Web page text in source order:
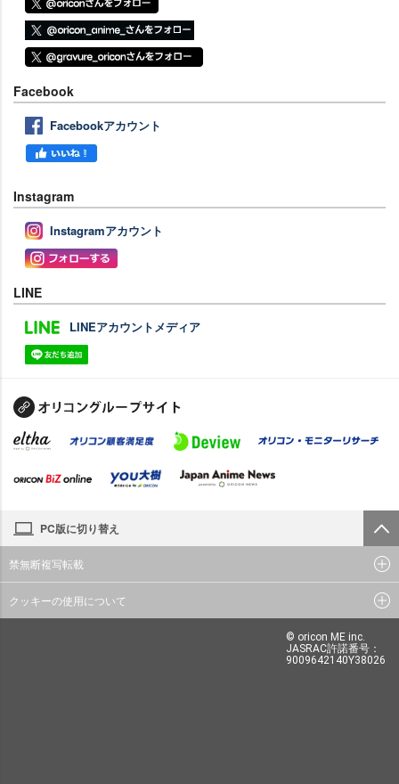
Facebook
Facebookアカウント
Instagram
Instagramアカウント
LINE
LINEアカウントメディア
PC版に切り替え
禁無断複写転載
クッキーの使用について
© oricon ME inc.
JASRAC許諾番号：
9009642140Y38026